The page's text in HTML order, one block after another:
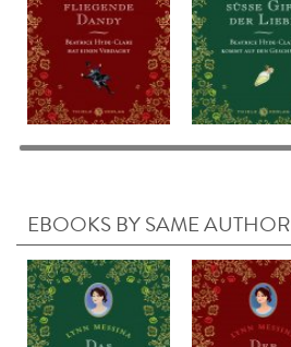
EBOOKS BY SAME AUTHOR